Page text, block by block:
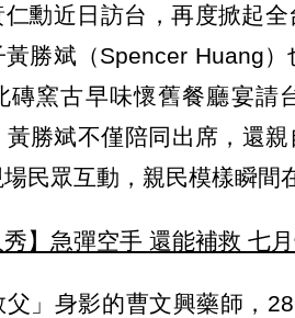
仁勳近日訪台，再度掀起
勝斌（Spencer Huang）
磚窯古早味懷舊餐廳宴請
黃勝斌不僅陪同出席，還
民眾互動，親民模樣瞬間
】急彈空手 還能補救 七
」身影的曹文興藥師，